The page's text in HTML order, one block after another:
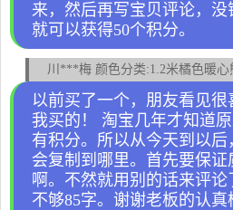
来，然后再写宝贝评论，没
就可以获得50个积分。
川***梅 颜色分类:1.2米橘色暖心
以前买了一个，朋友看见
我买的！ 淘宝几年才知道
有积分。所以从今天到以
会复制到哪里。首先要保
啊。不然就用别的话来评
不够85字。谢谢老板的认真